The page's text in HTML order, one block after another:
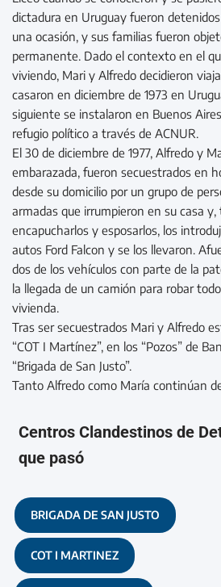
dictadura en Uruguay fueron
una ocasión, y sus familias fueron
permanente. Dado el contexto en el
viviendo, Mari y Alfredo decidieron
casaron en diciembre de 1973 en
siguiente se instalaron en Buenos
refugio político a través de ACNUR.
El 30 de diciembre de 1977, Alfredo y
embarazada, fueron secuestrados en
desde su domicilio por un grupo de
armadas que irrumpieron en su casa y,
encapucharlos y esposarlos, los
autos Ford Falcon y se los llevaron.
dos de los vehículos con parte de la
la llegada de un camión para robar
vivienda.
Tras ser secuestrados Mari y Alfredo
“COT I Martínez”, en los “Pozos” de
“Brigada de San Justo”.
Tanto Alfredo como María continúan
Centros Clandestinos de
que pasó
BRIGADA DE SAN JUSTO
COT I MARTINEZ